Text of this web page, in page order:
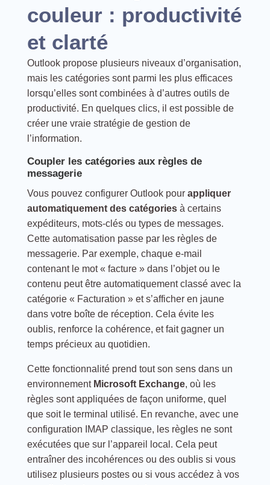
couleur : productivité
et clarté
Outlook propose plusieurs niveaux d’organisation,
mais les catégories sont parmi les plus efficaces
lorsqu’elles sont combinées à d’autres outils de
productivité. En quelques clics, il est possible de
créer une vraie stratégie de gestion de
l’information.
Coupler les catégories aux règles de
messagerie
Vous pouvez configurer Outlook pour appliquer
automatiquement des catégoriesà certains
expéditeurs, mots-clés ou types de messages.
Cette automatisation passe par les règles de
messagerie. Par exemple, chaque e-mail
contenant le mot « facture » dans l’objet ou le
contenu peut être automatiquement classé avec la
catégorie « Facturation » et s’afficher en jaune
dans votre boîte de réception. Cela évite les
oublis, renforce la cohérence, et fait gagner un
temps précieux au quotidien.
Cette fonctionnalité prend tout son sens dans un
environnement Microsoft Exchange, où les
règles sont appliquées de façon uniforme, quel
que soit le terminal utilisé. En revanche, avec une
configuration IMAP classique, les règles ne sont
exécutées que sur l’appareil local. Cela peut
entraîner des incohérences ou des oublis si vous
utilisez plusieurs postes ou si vous accédez à vos